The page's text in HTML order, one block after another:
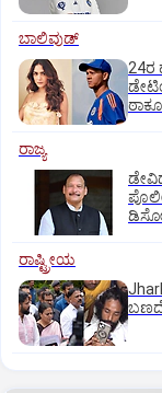
ಬಾಲಿವುಡ್‌
24ರ
ರಾಜ್ಯ
ರಾಷ್ಟ್ರೀಯ